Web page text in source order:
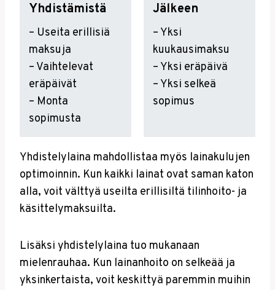
Yhdistämistä
– Useita erillisiä
maksuja
– Vaihtelevat
eräpäivät
– Monta
sopimusta
Jälkeen
– Yksi
kuukausimaksu
– Yksi eräpäivä
– Yksi selkeä
sopimus
Yhdistelylaina mahdollistaa myös lainakulujen
optimoinnin. Kun kaikki lainat ovat saman katon
alla, voit välttyä useilta erillisiltä tilinhoito- ja
käsittelymaksuilta.
Lisäksi yhdistelylaina tuo mukanaan
mielenrauhaa. Kun lainanhoito on selkeää ja
yksinkertaista, voit keskittyä paremmin muihin